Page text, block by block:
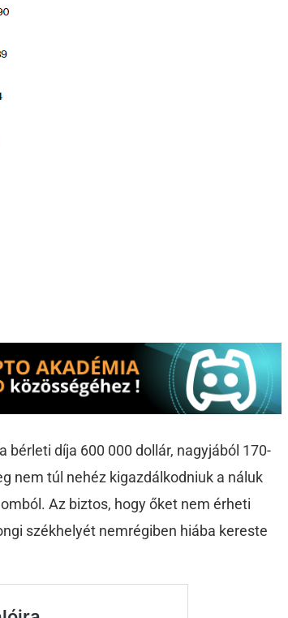
díja 600 000 dollár, nagyjából 170-
nem túl nehéz kigazdálkodniuk a náluk
Az biztos, hogy őket nem érheti
székhelyét nemrégiben hiába kereste